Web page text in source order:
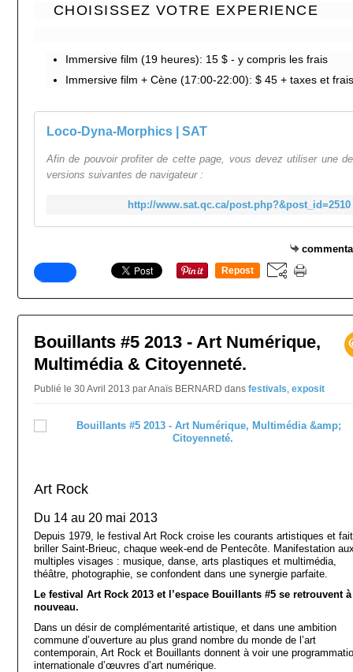
CHOISISSEZ VOTRE EXPERIENCE
Immersive film (19 heures): 15 $ - y compris les frais
Immersive film + Cène (17:00-22:00): $ 45 + taxes et frais
Loco-Dyna-Morphics | SAT
Afin de pouvoir profiter de cette page, vous devez utiliser une
versions suivantes de navigateur :
http://www.sat.qc.ca/post.php?&post_id=2510
Repost
Bouillants #5 2013 - Art Numérique,
Multimédia & Citoyenneté.
Publié le 30 Avril 2013 par Anaïs BERNARD dans festivals exposit
Art Rock
Du 14 au 20 mai 2013
Depuis 1979, le festival Art Rock croise les courants artistiques et fait
briller Saint-Brieuc, chaque week-end de Pentecôte. Manifestation
multiples visages : musique, danse, arts plastiques et multimédia,
théâtre, photographie, se confondent dans une synergie parfaite.
Le festival Art Rock 2013 et l’espace Bouillants #5 se retrouvent à
nouveau.
Dans un désir de complémentarité artistique, et dans une ambition
commune d’ouverture au plus grand nombre du monde de l’art
contemporain, Art Rock et Bouillants donnent à voir une
internationale d’œuvres d’art numérique.